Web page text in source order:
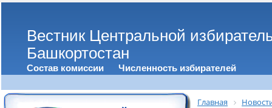
Вестник Центральной
Башкортостан
Состав комиссии Численность избирателей
Главная